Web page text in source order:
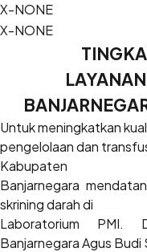
X-NONE
X-NONE
Untuk meningkatkan
pengelolaan dan
Kabupaten
Banjarnegara
skrining darah di
Laboratorium PMI.
Banjarnegara Agus Budi